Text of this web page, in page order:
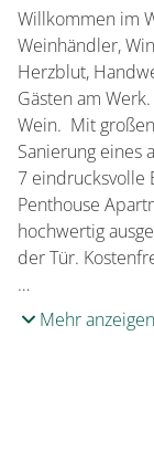
Willkommen im
Weinhändler,
Herzblut,
Gästen am
Wein. Mit
Sanierung eines
7 eindrucksvolle
Penthouse
hochwertig
der Tür.
…
Mehr anzeigen